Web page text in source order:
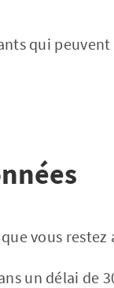
qui
vous restez
un délai de